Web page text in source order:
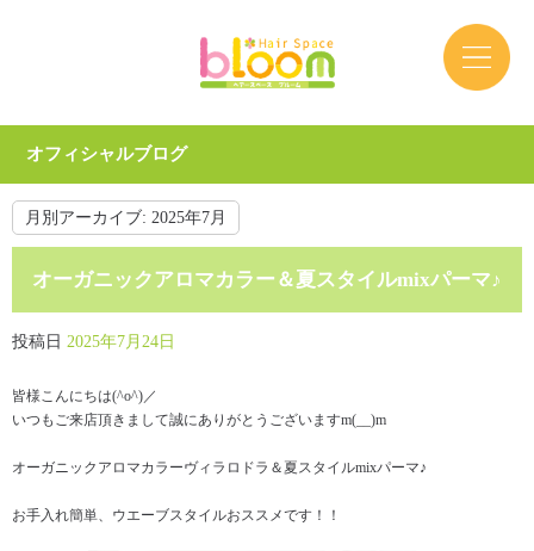
オフィシャルブログ
月別アーカイブ: 2025年7月
オーガニックアロマカラー＆夏スタイルmixパーマ♪
投稿日 2025年7月24日
皆様こんにちは(^o^)／
いつもご来店頂きまして誠にありがとうございますm(__)m
オーガニックアロマカラーヴィラロドラ＆夏スタイルmixパーマ♪
お手入れ簡単、ウエーブスタイルおススメです！！